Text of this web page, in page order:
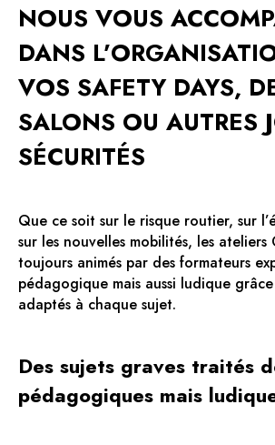
NOUS VOUS
DANS
VOS SAFETY DAYS,
SALONS OU AUTRES
SÉCURITÉS
Que ce soit sur le risque routier, sur
sur les nouvelles mobilités, les
toujours animés par des formateurs
pédagogique mais aussi ludique
adaptés à chaque sujet.
Des sujets graves traités
pédagogiques mais